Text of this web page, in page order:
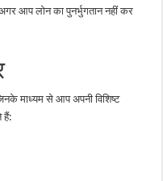
आप लोन का पुनर्भुगतान नहीं कर
माध्यम से आप अपनी विशिष्ट
हैं: